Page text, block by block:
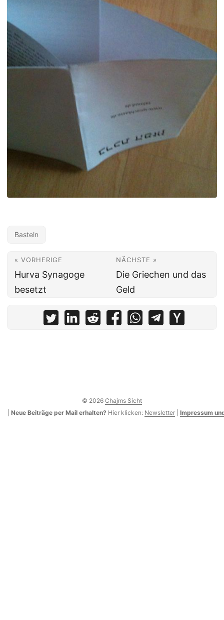
Basteln
« VORHERIGE
Hurva Synagoge
besetzt
NÄCHSTE »
Die Griechen und das
Geld
© 2026 Chajms Sicht
Neue Beiträge per Mail erhalten? Hier klicken: Newsletter Impressum